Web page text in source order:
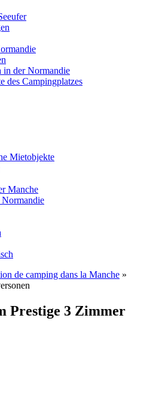
in der Normandie
des Campingplatzes
Mietobjekte
Manche
de camping dans la Manche »
Prestige 3 Zimmer